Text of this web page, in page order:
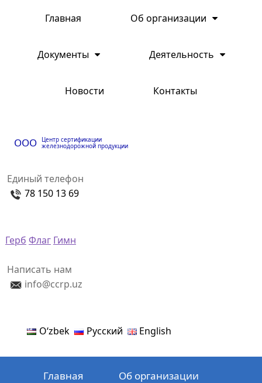
Главная Об организации
Документы Деятельность
Новости Контакты
ООО Центр сертификации
железнодорожной продукции
Единый телефон
78 150 13 69
Герб Флаг Гимн
Написать нам
info@ccrp.uz
Oʻzbek Русский English
Главная Об организации